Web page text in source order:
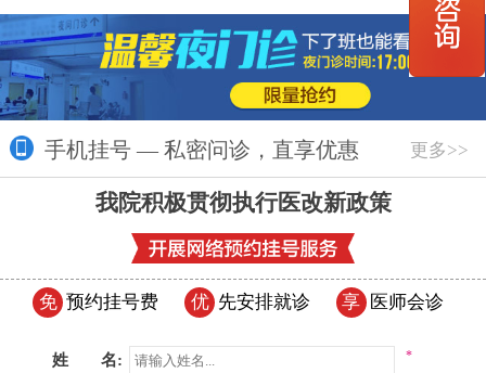
手机挂号 — 私密问诊，直享优惠 更多>>
我院积极贯彻执行医改新政策
免 预约挂号费 优 先安排就诊 享 医师会诊
姓 名: *